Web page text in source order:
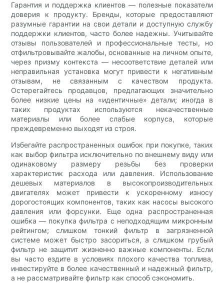
Гарантия и поддержка клиентов — полезные показатели
доверия к продукту. Бренды, которые предоставляют
разумные гарантии на свои детали и доступную службу
поддержки клиентов, часто более надежны. Учитывайте
отзывы пользователей и профессиональные тесты, но
отфильтровывайте жалобы, основанные на личном опыте,
через призму контекста — несоответствие деталей или
неправильная установка могут привести к негативным
отзывам, не связанным с качеством продукта.
Остерегайтесь продавцов, предлагающих значительно
более низкие цены на «идентичные» детали; иногда в
таких продуктах используются некачественные
материалы или более слабые корпуса, которые
преждевременно выходят из строя.
Избегайте распространенных ошибок при покупке, таких
как выбор фильтра исключительно по внешнему виду или
одинаковому размеру резьбы без проверки
характеристик расхода или давления. Использование
дешевых материалов в высокопроизводительных
двигателях может привести к ускоренному износу
дорогостоящих компонентов, таких как насосы высокого
давления или форсунки. Еще одна распространенная
ошибка — покупка фильтра с неподходящим микронным
рейтингом; слишком тонкий фильтр в загрязненной
системе может быстро засориться, а слишком грубый
фильтр не защитит жизненно важные компоненты. Если
вы часто ездите в условиях плохого качества топлива,
инвестируйте в более качественный и надежный фильтр,
а не рассматривайте фильтр как способ сэкономить.